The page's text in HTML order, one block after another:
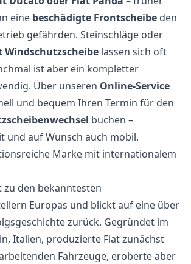
eine beschädigte Frontscheibe den
gefährden. Steinschläge oder
Windschutzscheibe lassen sich oft
ist aber ein kompletter
Über unseren Online-Service
und bequem Ihren Termin für den
buchen –
und auf Wunsch auch mobil.
Marke mit internationalem
zu den bekanntesten
Europas und blickt auf eine über
zurück. Gegründet im
Italien, produzierte Fiat zunächst
Fahrzeuge, eroberte aber